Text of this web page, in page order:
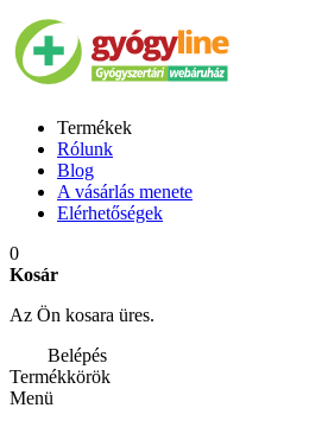
Termékek
Rólunk
Blog
A vásárlás menete
Elérhetőségek
0
Kosár
Az Ön kosara üres.
Belépés
Termékkörök
Menü